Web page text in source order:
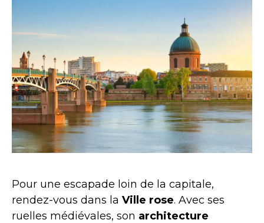
Pour une escapade loin de la capitale,
rendez-vous dans la Ville rose. Avec ses
ruelles médiévales, son architecture